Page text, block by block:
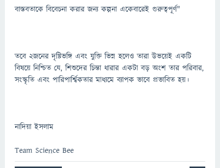
বাস্তবতাকে বিবেচনা করার জন্য কল্পনা একেবারেই গুরুত্বপূর্ণ"
তবে ২জনের দৃষ্টিভঙ্গি এবং যুক্তি ভিন্ন হলেও তারা উভয়েই একটি
বিষয়ে নিশ্চিত যে, শিশুদের চিন্তা ধারার একটা বড় অংশ তার পরিবার,
সংস্কৃতি এবং পারিপার্শ্বিকতার মাধ্যমে ব্যাপক ভাবে প্রভাবিত হয়।
নাদিয়া ইসলাম
Team Science Bee